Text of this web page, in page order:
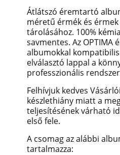
Átlátszó éremtartó
méretű érmék és
tárolásához. 100%
savmentes. Az OPTIMA
albumokkal
elválasztó lappal a
professzionális
Felhívjuk kedves
készlethiány miatt a
teljesítésének várható
első fele.
A csomag az alábbi
tartalmazza: